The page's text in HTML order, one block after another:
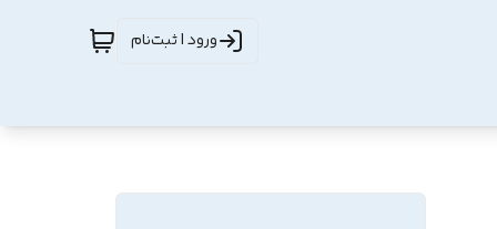
ورود | ثبت‌نام